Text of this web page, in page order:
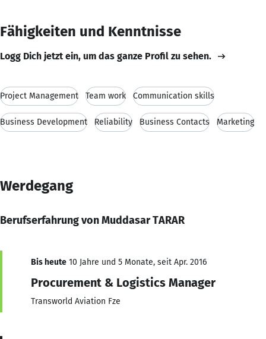
Fähigkeiten und Kenntnisse
Logg Dich jetzt ein, um das ganze Profil zu sehen.
Project Management Team work Communication skills
Business Development Reliability Business Contacts Marketing
Werdegang
Berufserfahrung von Muddasar TARAR
Bis heute 10 Jahre und 5 Monate, seit Apr. 2016
Procurement & Logistics Manager
Transworld Aviation Fze